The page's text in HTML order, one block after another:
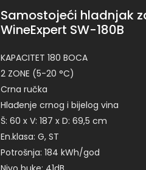
Samostojeći hladnjak
WineExpert SW-180B
KAPACITET 180 BOCA
2 ZONE (5-20 °C)
Crna ručka
Hlađenje crnog i bijelog vina
Š: 60 x V: 187 x D: 69,5 cm
En.klasa: G, ST
Potrošnja: 184 kWh/god